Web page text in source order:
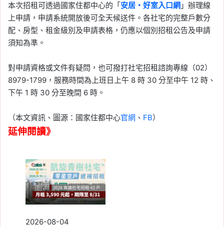
本次招租可透過國家住都中心的「 安居・好室入口網 」辦理線
上申請，申請系統開放後可全天候送件。各社宅的完整戶數分
配、房型、租金級別及申請表格，仍應以個別招租公告及申請
須知為準。
對申請資格或文件有疑問，也可撥打社宅招租諮詢專線（02）
8979-1799，服務時間為上班日上午 8 時 30 分至中午 12 時、
下午 1 時 30 分至晚間 6 時。
（本文資訊、圖源：國家住都中心官網 、 FB）
延伸閱讀》
2026-08-04